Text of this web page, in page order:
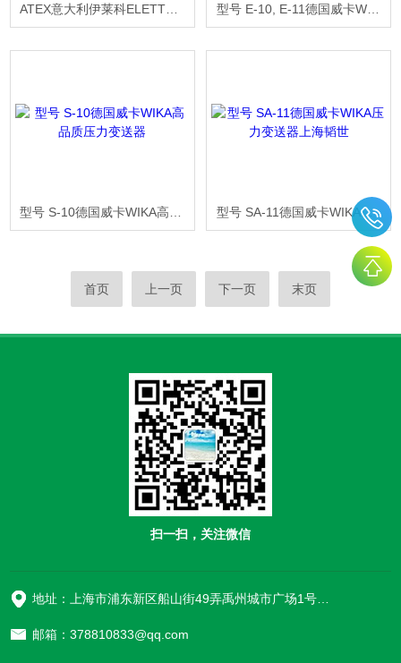
ATEX意大利伊莱科ELETTROTEC隔膜压力开关 型号 E-10, E-11德国威卡WIKA防爆型压力变送器
型号 S-10德国威卡WIKA高品质压力变送器 型号 SA-11德国威卡WIKA压力变送器上海韬世
首页 上一页 下一页 末页
扫一扫，关注微信
地址：上海市浦东新区船山街49弄禹州城市广场1号楼906
邮箱：378810833@qq.com